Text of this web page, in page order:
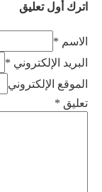
اترك أول تعليق
الاسم *
البريد الإلكتروني *
الموقع الإلكتروني
تعليق *